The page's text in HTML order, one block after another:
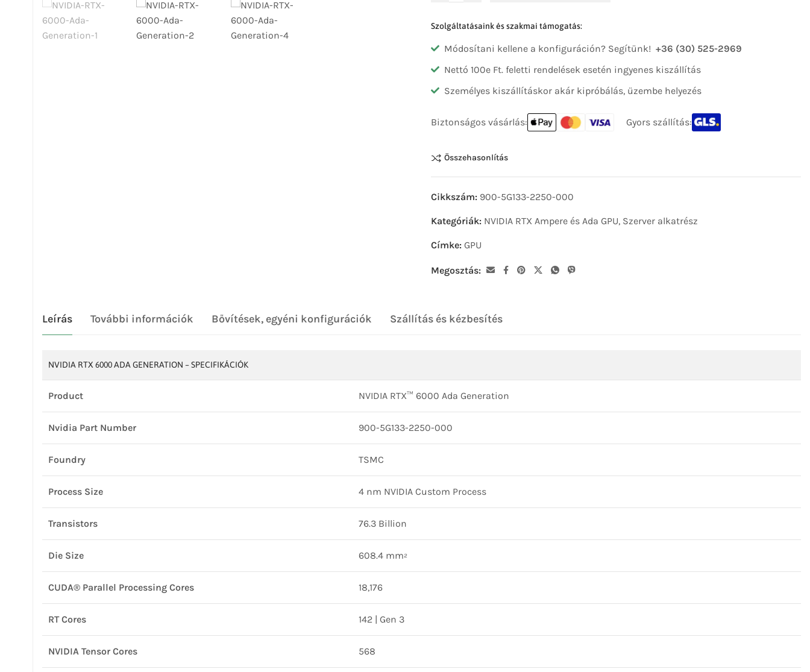
Szolgáltatásaink és szakmai támogatás:
Módosítani kellene a konfiguráción? Segítünk! +36 (30) 525-2969
Nettó 100e Ft. feletti rendelések esetén ingyenes kiszállítás
Személyes kiszállításkor akár kipróbálás, üzembe helyezés
Biztonságos vásárlás: Gyors szállítás:
Összehasonlítás
Cikkszám: 900-5G133-2250-000
Kategóriák: NVIDIA RTX Ampere és Ada GPU, Szerver alkatrész
Címke: GPU
Megosztás:
Leírás További információk Bővítések, egyéni konfigurációk Szállítás és kézbesítés
NVIDIA RTX 6000 ADA GENERATION – SPECIFIKÁCIÓK
Product NVIDIA RTX™ 6000 Ada Generation
Nvidia Part Number 900-5G133-2250-000
Foundry TSMC
Process Size 4 nm NVIDIA Custom Process
Transistors 76.3 Billion
Die Size 608.4 mm²
CUDA® Parallel Processing Cores 18,176
RT Cores 142 | Gen 3
NVIDIA Tensor Cores 568